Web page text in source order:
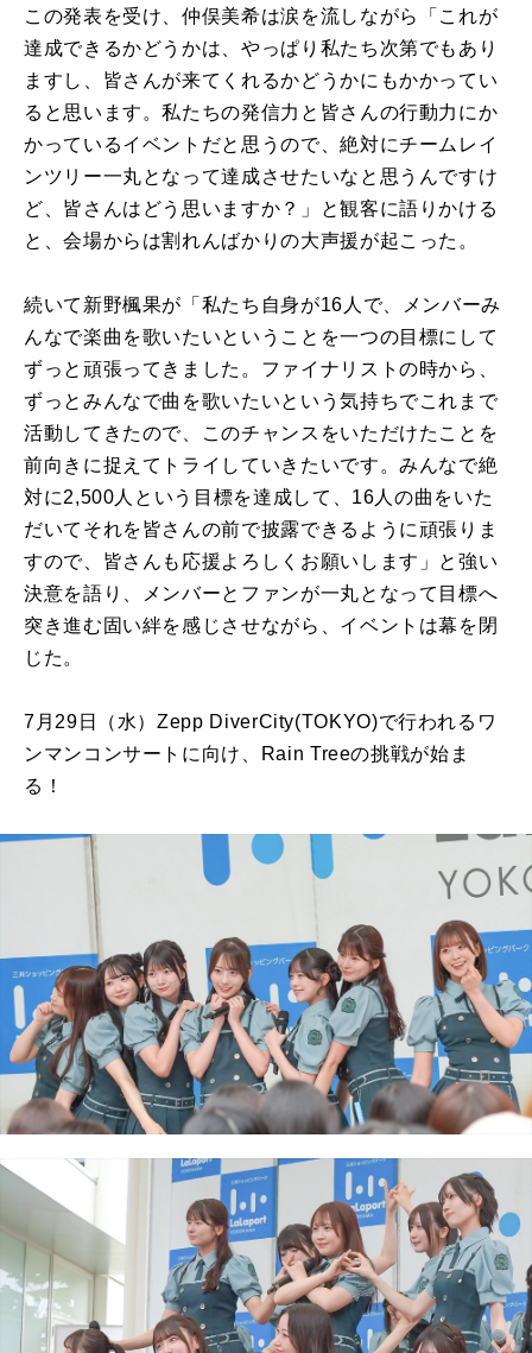
この発表を受け、仲俣美希は涙を流しながら「これが
達成できるかどうかは、やっぱり私たち次第でもあり
ますし、皆さんが来てくれるかどうかにもかかってい
ると思います。私たちの発信力と皆さんの行動力にか
かっているイベントだと思うので、絶対にチームレイ
ンツリー一丸となって達成させたいなと思うんですけ
ど、皆さんはどう思いますか？」と観客に語りかける
と、会場からは割れんばかりの大声援が起こった。
続いて新野楓果が「私たち自身が16人で、メンバーみ
んなで楽曲を歌いたいということを一つの目標にして
ずっと頑張ってきました。ファイナリストの時から、
ずっとみんなで曲を歌いたいという気持ちでこれまで
活動してきたので、このチャンスをいただけたことを
前向きに捉えてトライしていきたいです。みんなで絶
対に2,500人という目標を達成して、16人の曲をいた
だいてそれを皆さんの前で披露できるように頑張りま
すので、皆さんも応援よろしくお願いします」と強い
決意を語り、メンバーとファンが一丸となって目標へ
突き進む固い絆を感じさせながら、イベントは幕を閉
じた。
7月29日（水）Zepp DiverCity(TOKYO)で行われるワ
ンマンコンサートに向け、Rain Treeの挑戦が始ま
る！